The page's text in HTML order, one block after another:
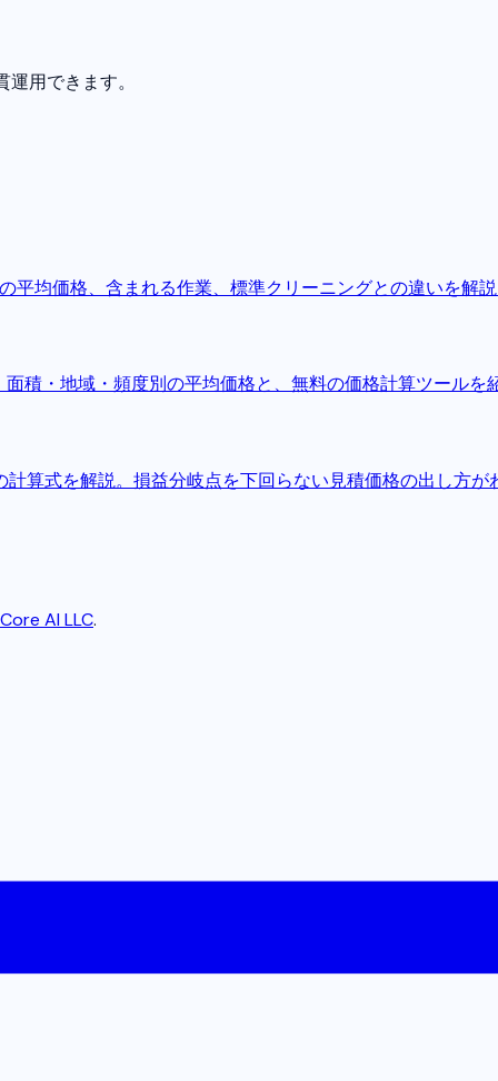
用できます。
均価格、含まれる作業、標準クリーニングとの違いを解
積・地域・頻度別の平均価格と、無料の価格計算ツールを
算式を解説。損益分岐点を下回らない見積価格の出し方が
AI LLC.